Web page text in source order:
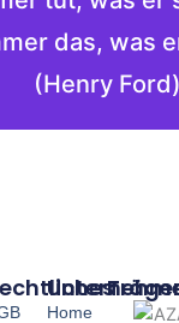
das, was
(Henry Ford)
Home